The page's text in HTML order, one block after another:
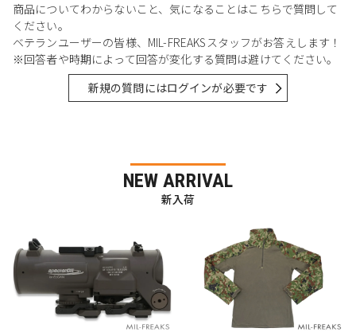
商品についてわからないこと、気になることはこちらで質問して
ください。
ベテランユーザーの皆様、MIL-FREAKSスタッフがお答えします！
※回答者や時期によって回答が変化する質問は避けてください。
新規の質問にはログインが必要です
NEW ARRIVAL
新入荷